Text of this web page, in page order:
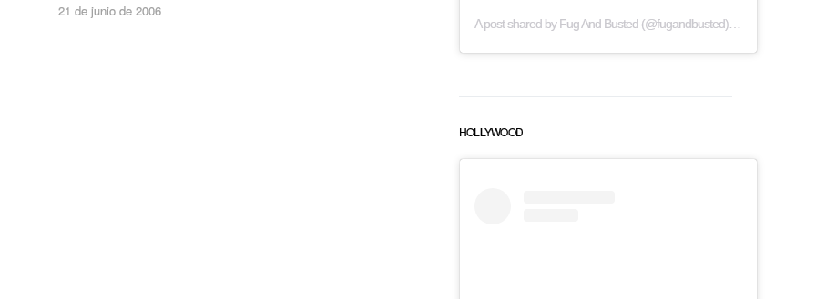
21 de junio de 2006
A post shared byFug And Busted(@fugandbusted) on
HOLLYWOOD